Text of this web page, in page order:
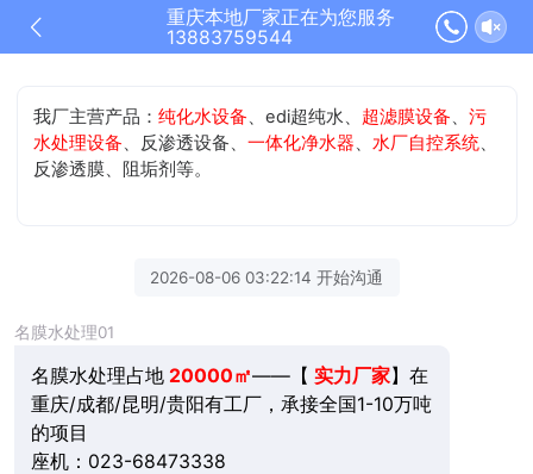
重庆本地厂家正在为您服务
13883759544
我厂主营产品：纯化水设备、edi超纯水、 超滤膜设备、污
水处理设备、反渗透设备、一体化净水器、水厂自控系统、
反渗透膜、阻垢剂等。
2026-08-06 03:22:14 开始沟通
名膜水处理01
名膜水处理占地 20000㎡——【 实力厂家】在
重庆/成都/昆明/贵阳有工厂，承接全国1-10万吨
的项目
座机：023-68473338